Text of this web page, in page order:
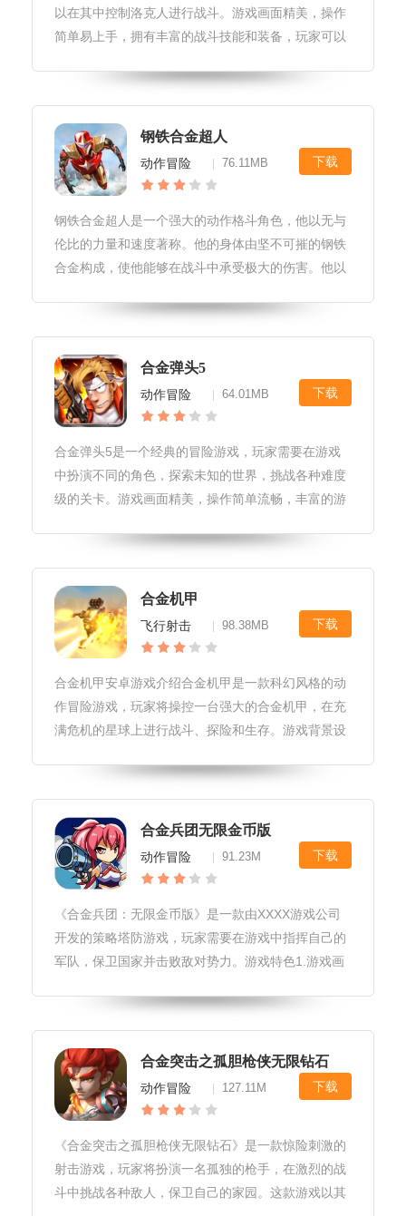
以在其中控制洛克人进行战斗。游戏画面精美，操作
简单易上手，拥有丰富的战斗技能和装备，玩家可以
金装备游戏更新1.修复了游戏中的一些bug和错误，
优化了游戏体验。2.增加了
钢铁合金超人
动作冒险 76.11MB 下载
钢铁合金超人是一个强大的动作格斗角色，他以无与
伦比的力量和速度著称。他的身体由坚不可摧的钢铁
合金构成，使他能够在战斗中承受极大的伤害。他以
钢铁合金超人游戏特色1.独特的漫画风格：游戏采用
了独特的漫画风格，使得游戏中
合金弹头5
动作冒险 64.01MB 下载
合金弹头5是一个经典的冒险游戏，玩家需要在游戏
中扮演不同的角色，探索未知的世界，挑战各种难度
级的关卡。游戏画面精美，操作简单流畅，丰富的游
无尽的乐趣。合金弹头5游戏更新1.增加了新的游戏角
色和场景。2.改进了游戏性
合金机甲
飞行射击 98.38MB 下载
合金机甲安卓游戏介绍合金机甲是一款科幻风格的动
作冒险游戏，玩家将操控一台强大的合金机甲，在充
满危机的星球上进行战斗、探险和生存。游戏背景设
但在宇宙探索的过程中，一个神秘的外星种族开始入
侵人类的星球。为了保卫家园，玩
合金兵团无限金币版
动作冒险 91.23M 下载
《合金兵团：无限金币版》是一款由XXXX游戏公司
开发的策略塔防游戏，玩家需要在游戏中指挥自己的
军队，保卫国家并击败敌对势力。游戏特色1.游戏画
好的视觉体验。2.游戏拥有丰富多样的兵种，包括步
兵、坦克、飞机、舰船等，
合金突击之孤胆枪侠无限钻石
动作冒险 127.11M 下载
《合金突击之孤胆枪侠无限钻石》是一款惊险刺激的
射击游戏，玩家将扮演一名孤独的枪手，在激烈的战
斗中挑战各种敌人，保卫自己的家园。这款游戏以其